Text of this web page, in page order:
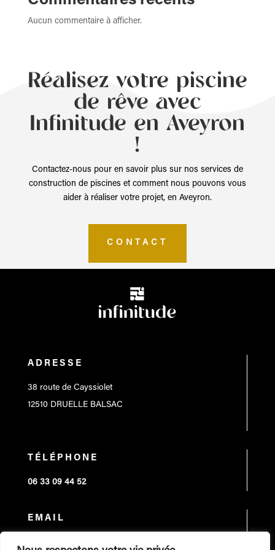
Aucun commentaire à afficher.
Réalisez votre piscine
de rêve avec
Infinitude en Aveyron
!
Contactez-nous pour en savoir plus sur nos services de
construction de piscines et comment nous pouvons vous
aider à réaliser votre projet, en Aveyron.
CONTACT
ADRESSE
38 route de Cayssiolet
12510 DRUELLE BALSAC
TÉLÉPHONE
06 33 09 44 52
EMAIL